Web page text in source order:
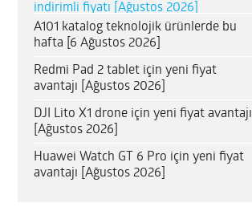
indirimli fiyatı [Ağustos 2026]
A101 katalog teknolojik ürünlerde bu
hafta [6 Ağustos 2026]
Redmi Pad 2 tablet için yeni fiyat
avantajı [Ağustos 2026]
DJI Lito X1 drone için yeni fiyat avantajı
[Ağustos 2026]
Huawei Watch GT 6 Pro için yeni fiyat
avantajı [Ağustos 2026]